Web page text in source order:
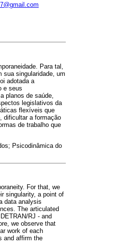
Para tal,
sua singularidade, um
adotada a
e seus
planos de saúde,
legislativos da
flexíveis que
dificultar a formação
de trabalho que
Psicodinâmica do
For that, we
singularity, a point of
data analysis
The articulated
RJ - and
we observe that
work of each
and affirm the